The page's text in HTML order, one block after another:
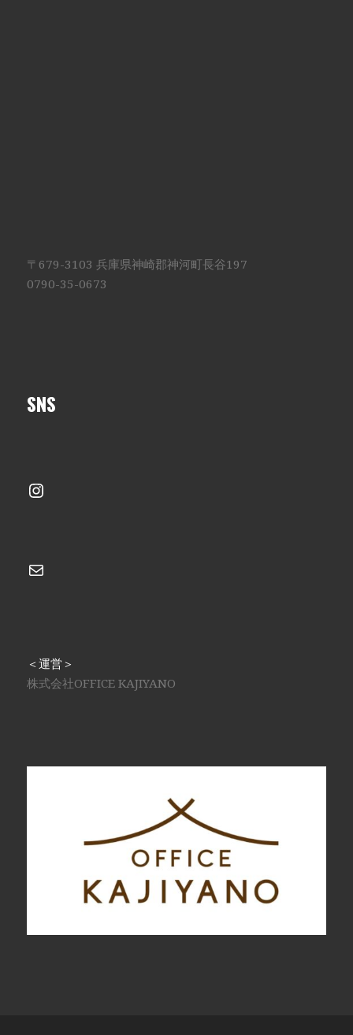
〒679-3103 兵庫県神崎郡神河町長谷197
0790-35-0673
SNS
Instagram
メール
＜運営＞
株式会社OFFICE KAJIYANO